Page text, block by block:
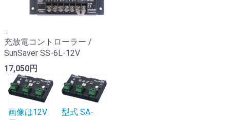
...
充放電コントローラー /
SunSaver SS-6L-12V
17,050円
画像は12V
型式 SA-